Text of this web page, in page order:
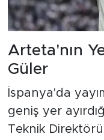
Arteta'nın
Güler
İspanya'da
geniş yer
Teknik